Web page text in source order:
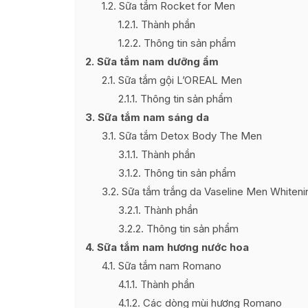
1.2 Sữa tắm Rocket for Men
1.2.1 Thành phần
1.2.2 Thông tin sản phẩm
2 Sữa tắm nam dưỡng ẩm
2.1 Sữa tắm gội L’OREAL Men
2.1.1 Thông tin sản phẩm
3 Sữa tắm nam sáng da
3.1 Sữa tắm Detox Body The Men
3.1.1 Thành phần
3.1.2 Thông tin sản phẩm
3.2 Sữa tắm trắng da Vaseline Men
3.2.1 Thành phần
3.2.2 Thông tin sản phẩm
4 Sữa tắm nam hương nước hoa
4.1 Sữa tắm nam Romano
4.1.1 Thành phần
4.1.2 Các dòng mùi hương Romano